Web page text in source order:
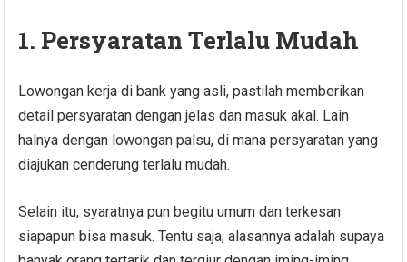
1. Persyaratan Terlalu Mudah
Lowongan kerja di bank yang asli, pastilah memberikan
detail persyaratan dengan jelas dan masuk akal. Lain
halnya dengan lowongan palsu, di mana persyaratan yang
diajukan cenderung terlalu mudah.
Selain itu, syaratnya pun begitu umum dan terkesan
siapapun bisa masuk. Tentu saja, alasannya adalah supaya